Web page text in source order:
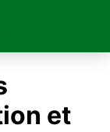
et